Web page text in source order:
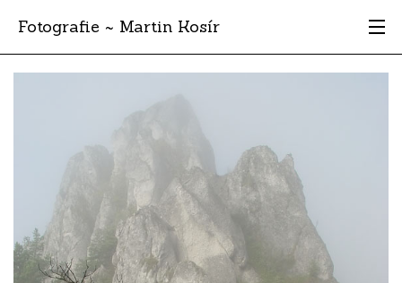
Fotografie ~ Martin Kosír
Moje obľúbené
Archív
Vyhľadávanie